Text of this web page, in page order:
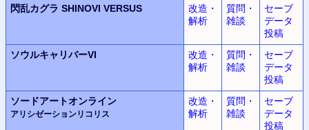
閃乱カグラ SHINOVI VERSUS
改造・
解析
質問・
雑談
セーブ
データ
投稿
ソウルキャリバーVI
改造・
解析
質問・
雑談
セーブ
データ
投稿
ソードアートオンライン
アリシゼーションリコリス
改造・
解析
質問・
雑談
セーブ
データ
投稿